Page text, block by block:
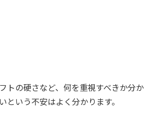
トの硬さなど、何を重視すべきか分か
という不安はよく分かります。